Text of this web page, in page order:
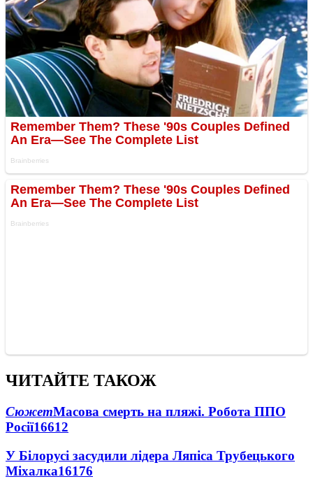
ЧИТАЙТЕ ТАКОЖ
СюжетМасова смерть на пляжі. Робота ППО
Росії16612
У Білорусі засудили лідера Ляпіса Трубецького
Міхалка16176